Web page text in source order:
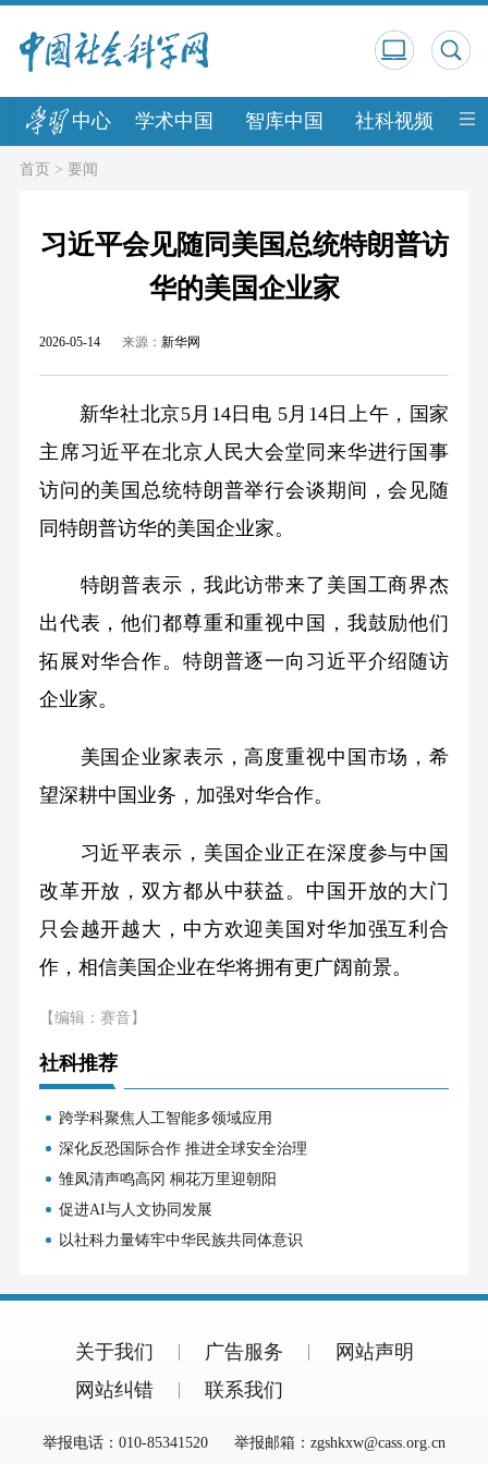
中心 学术中国 智库中国 社科视频 中
首页> 要闻
习近平会见随同美国总统特朗普访
华的美国企业家
2026-05-14 来源： 新华网
新华社北京5月14日电 5月14日上午，国家
主席习近平在北京人民大会堂同来华进行国事
访问的美国总统特朗普举行会谈期间，会见随
同特朗普访华的美国企业家。
特朗普表示，我此访带来了美国工商界杰
出代表，他们都尊重和重视中国，我鼓励他们
拓展对华合作。特朗普逐一向习近平介绍随访
企业家。
美国企业家表示，高度重视中国市场，希
望深耕中国业务，加强对华合作。
习近平表示，美国企业正在深度参与中国
改革开放，双方都从中获益。中国开放的大门
只会越开越大，中方欢迎美国对华加强互利合
作，相信美国企业在华将拥有更广阔前景。
【编辑：赛音】
社科推荐
跨学科聚焦人工智能多领域应用
深化反恐国际合作 推进全球安全治理
雏凤清声鸣高冈 桐花万里迎朝阳
促进AI与人文协同发展
以社科力量铸牢中华民族共同体意识
关于我们 广告服务
网站声明
网站纠错
联系我们
举报电话：010-85341520 举报邮箱：zgshkxw@cass.org.cn